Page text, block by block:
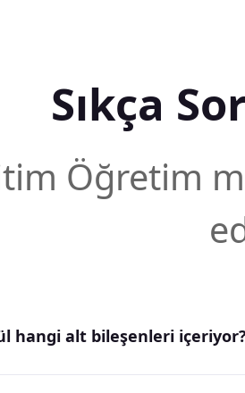
Sıkça
Öğretim
hangi alt bileşenleri